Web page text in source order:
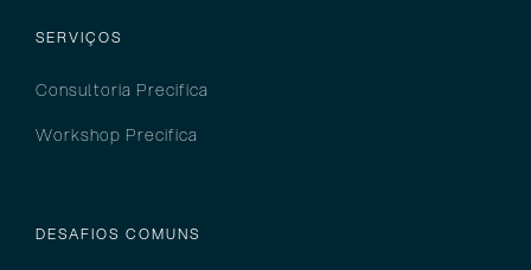
SERVIÇOS
Consultoria Precifica
Workshop Precifica
DESAFIOS COMUNS